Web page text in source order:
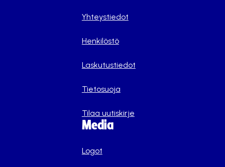
Yhteystiedot
Henkilöstö
Laskutustiedot
Tietosuoja
Tilaa uutiskirje
Media
Logot